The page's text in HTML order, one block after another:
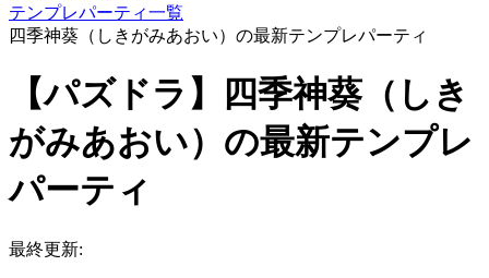
テンプレパーティ一覧
四季神葵（しきがみあおい）の最新テンプレパーティ
【パズドラ】四季神葵（しき
がみあおい）の最新テンプレ
パーティ
最終更新: